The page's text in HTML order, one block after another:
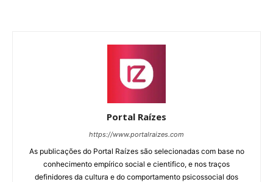
Portal Raízes
https://www.portalraizes.com
As publicações do Portal Raízes são selecionadas com base no
conhecimento empírico social e cientifico, e nos traços
definidores da cultura e do comportamento psicossocial dos